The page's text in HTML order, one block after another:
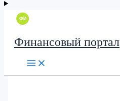
Финансовый портал